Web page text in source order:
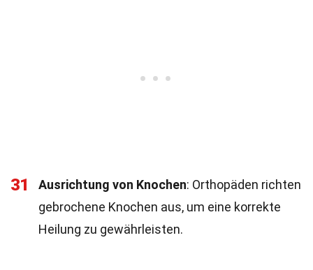
31 Ausrichtung von Knochen: Orthopäden richten
gebrochene Knochen aus, um eine korrekte
Heilung zu gewährleisten.